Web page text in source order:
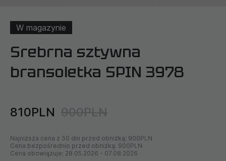
W magazynie
Srebrna sztywna
bransoletka SPIN 3978
810PLN 900PLN
Najniższa cena z 30 dni przed obniżką: 900PLN
Cena bezpośrednio przed obniżką: 900PLN
Cena obowiązuje: 28.05.2026 - 07.08.2026